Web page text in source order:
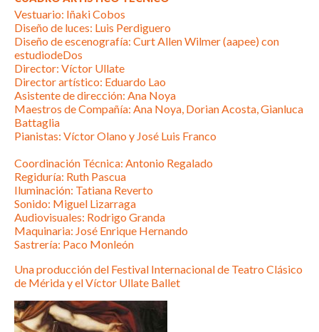
Vestuario: Iñaki Cobos
Diseño de luces: Luis Perdiguero
Diseño de escenografía: Curt Allen Wilmer (aapee) con
estudiodeDos
Director: Víctor Ullate
Director artístico: Eduardo Lao
Asistente de dirección: Ana Noya
Maestros de Compañía: Ana Noya, Dorian Acosta, Gianluca
Battaglia
Pianistas: Víctor Olano y José Luis Franco
Coordinación Técnica: Antonio Regalado
Regiduría: Ruth Pascua
Iluminación: Tatiana Reverto
Sonido: Miguel Lizarraga
Audiovisuales: Rodrigo Granda
Maquinaria: José Enrique Hernando
Sastrería: Paco Monleón
Una producción del Festival Internacional de Teatro Clásico
de Mérida y el Víctor Ullate Ballet